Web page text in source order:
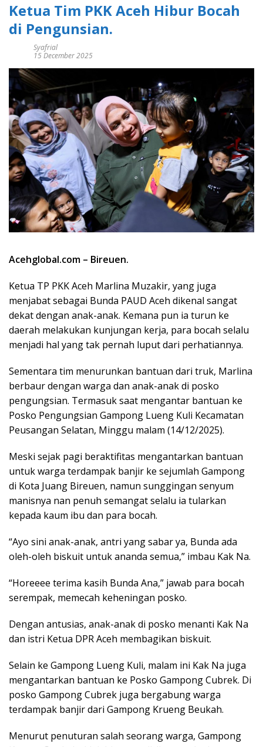
Ketua Tim PKK Aceh Hibur Bocah
di Pengunsian.
Syafrial
15 December 2025
Acehglobal.com – Bireuen.
Ketua TP PKK Aceh Marlina Muzakir, yang juga
menjabat sebagai Bunda PAUD Aceh dikenal sangat
dekat dengan anak-anak. Kemana pun ia turun ke
daerah melakukan kunjungan kerja, para bocah selalu
menjadi hal yang tak pernah luput dari perhatiannya.
Sementara tim menurunkan bantuan dari truk, Marlina
berbaur dengan warga dan anak-anak di posko
pengungsian. Termasuk saat mengantar bantuan ke
Posko Pengungsian Gampong Lueng Kuli Kecamatan
Peusangan Selatan, Minggu malam (14/12/2025).
Meski sejak pagi beraktifitas mengantarkan bantuan
untuk warga terdampak banjir ke sejumlah Gampong
di Kota Juang Bireuen, namun sunggingan senyum
manisnya nan penuh semangat selalu ia tularkan
kepada kaum ibu dan para bocah.
“Ayo sini anak-anak, antri yang sabar ya, Bunda ada
oleh-oleh biskuit untuk ananda semua,” imbau Kak Na.
“Horeeee terima kasih Bunda Ana,” jawab para bocah
serempak, memecah keheningan posko.
Dengan antusias, anak-anak di posko menanti Kak Na
dan istri Ketua DPR Aceh membagikan biskuit.
Selain ke Gampong Lueng Kuli, malam ini Kak Na juga
mengantarkan bantuan ke Posko Gampong Cubrek. Di
posko Gampong Cubrek juga bergabung warga
terdampak banjir dari Gampong Krueng Beukah.
Menurut penuturan salah seorang warga, Gampong